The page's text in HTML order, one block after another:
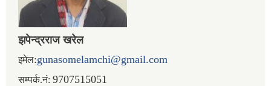
झपेन्द्रराज खरेल
इमेल:gunasomelamchi@gmail.com
सम्पर्क.नं: 9707515051